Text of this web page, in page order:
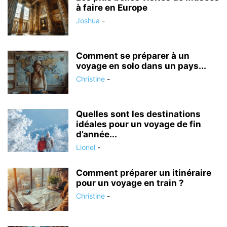
à faire en Europe
Joshua -
Comment se préparer à un
voyage en solo dans un pays...
Christine -
Quelles sont les destinations
idéales pour un voyage de fin
d’année...
Lionel -
Comment préparer un itinéraire
pour un voyage en train ?
Christine -